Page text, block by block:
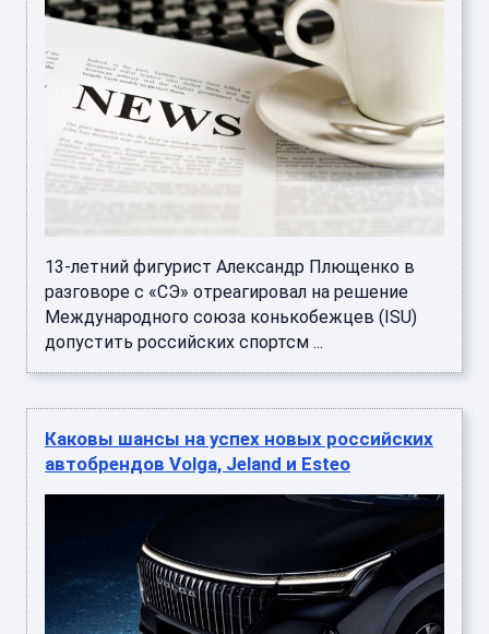
13-летний фигурист Александр Плющенко в
разговоре с «СЭ» отреагировал на решение
Международного союза конькобежцев (ISU)
допустить российских спортсм ...
Каковы шансы на успех новых российских
автобрендов Volga, Jeland и Esteo